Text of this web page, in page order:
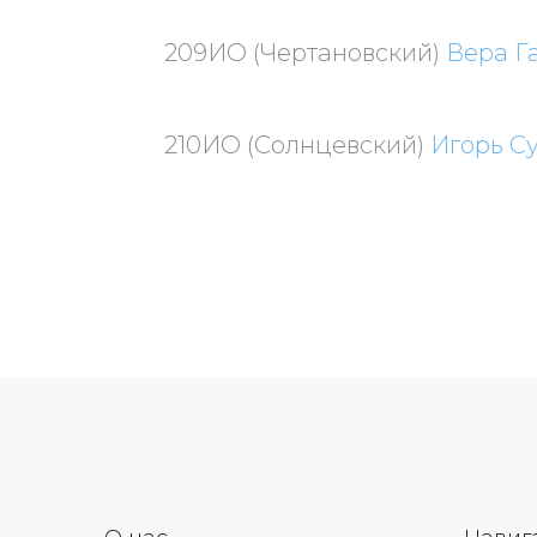
209ИО (Чертановский) Вера
210ИО (Солнцевский) Игорь